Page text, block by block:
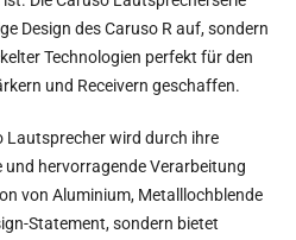
Design des Caruso R auf, sondern
Technologien perfekt für den
und Receivern geschaffen.
Lautsprecher wird durch ihre
hervorragende Verarbeitung
von Aluminium, Metalllochblende
Statement, sondern bietet